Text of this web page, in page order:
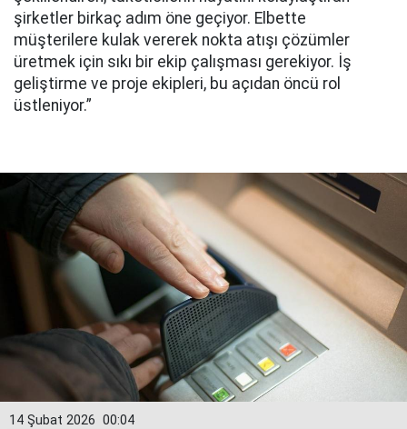
şirketler birkaç adım öne geçiyor. Elbette
müşterilere kulak vererek nokta atışı çözümler
üretmek için sıkı bir ekip çalışması gerekiyor. İş
geliştirme ve proje ekipleri, bu açıdan öncü rol
üstleniyor.”
00:04
14 Şubat 2026